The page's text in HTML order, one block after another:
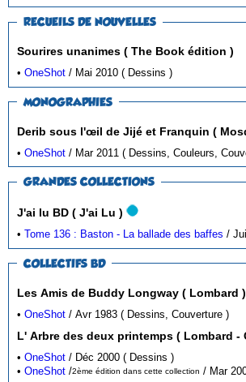
RECUEILS DE NOUVELLES
Sourires unanimes ( The Book édition )
•OneShot / Mai 2010 ( Dessins )
MONOGRAPHIES
Derib sous l'œil de Jijé et Franquin (
•OneShot / Mar 2011 ( Dessins, Couleurs,
GRANDES COLLECTIONS
J'ai lu BD ( J'ai Lu )
•Tome 136 : Baston - La ballade des baffes
COLLECTIFS BD
Les Amis de Buddy Longway ( Lombard )
•OneShot / Avr 1983 ( Dessins, Couverture )
L'
•OneShot
/ Déc 2000 ( Dessins )
•OneShot /2ème édition dans cette collection